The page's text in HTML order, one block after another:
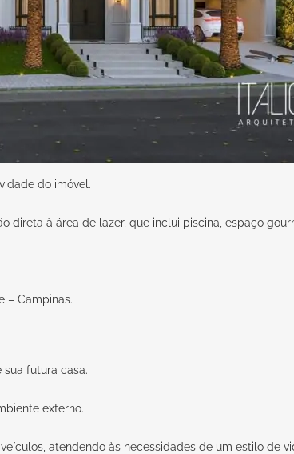
do imóvel.
à área de lazer, que inclui piscina, espaço
– Campinas.
sua futura casa.
externo.
atendendo às necessidades de um estilo de